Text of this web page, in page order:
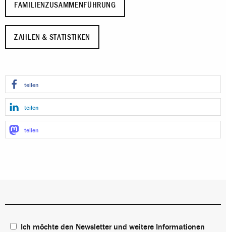
FAMILIENZUSAMMENFÜHRUNG
ZAHLEN & STATISTIKEN
teilen
teilen
teilen
Ich möchte den Newsletter und weitere Informationen